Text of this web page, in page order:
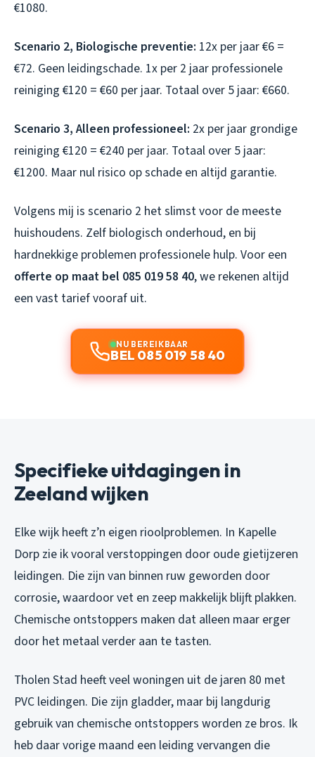
€1080.
Scenario 2, Biologische preventie: 12x per jaar €6 =
€72. Geen leidingschade. 1x per 2 jaar professionele
reiniging €120 = €60 per jaar. Totaal over 5 jaar: €660.
Scenario 3, Alleen professioneel: 2x per jaar grondige
reiniging €120 = €240 per jaar. Totaal over 5 jaar:
€1200. Maar nul risico op schade en altijd garantie.
Volgens mij is scenario 2 het slimst voor de meeste
huishoudens. Zelf biologisch onderhoud, en bij
hardnekkige problemen professionele hulp. Voor een
offerte op maat bel 085 019 58 40, we rekenen altijd
een vast tarief vooraf uit.
NU BEREIKBAAR
BEL 085 019 58 40
Specifieke uitdagingen in
Zeeland wijken
Elke wijk heeft z’n eigen rioolproblemen. In Kapelle
Dorp zie ik vooral verstoppingen door oude gietijzeren
leidingen. Die zijn van binnen ruw geworden door
corrosie, waardoor vet en zeep makkelijk blijft plakken.
Chemische ontstoppers maken dat alleen maar erger
door het metaal verder aan te tasten.
Tholen Stad heeft veel woningen uit de jaren 80 met
PVC leidingen. Die zijn gladder, maar bij langdurig
gebruik van chemische ontstoppers worden ze bros. Ik
heb daar vorige maand een leiding vervangen die